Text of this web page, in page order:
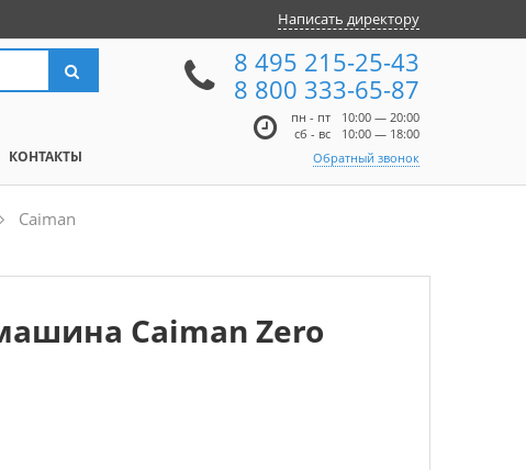
Написать директору
8 495 215-25-43
8 800 333-65-87
пн - пт
10:00 — 20:00
сб - вс
10:00 — 18:00
Обратный звонок
КОНТАКТЫ
Caiman
Caiman Zero